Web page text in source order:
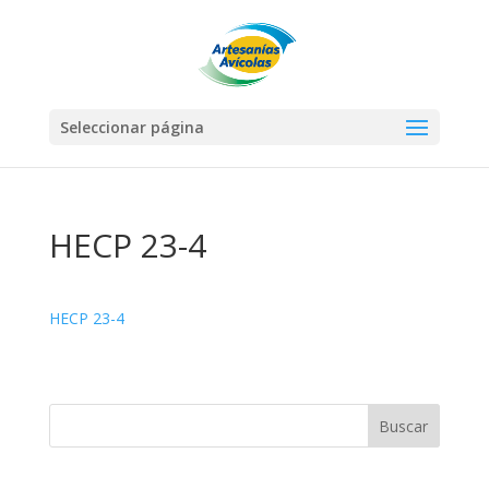
Seleccionar página
HECP 23-4
HECP 23-4